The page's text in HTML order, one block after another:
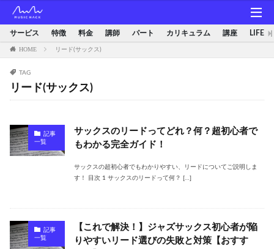
サービス 特徴 料金 講師 パート カリキュラム 講座 LIFE
HOME リード(サックス)
TAG
リード(サックス)
記事
一覧
サックスのリードってどれ？何？超初心者で
もわかる完全ガイド！
サックスの超初心者でもわかりやすい、リードについてご説明しま
す！ 目次 1 サックスのリードって何？ […]
記事
一覧
【これで解決！】ジャズサックス初心者が陥
りやすいリード選びの失敗と対策【おすす